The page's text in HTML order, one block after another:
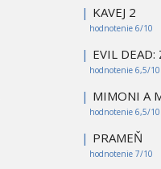
| KAVEJ 2
hodnotenie 6/10
| EVIL DEAD:
hodnotenie 6,5/10
| MIMONI A
hodnotenie 6,5/10
| PRAMEŇ
hodnotenie 7/10